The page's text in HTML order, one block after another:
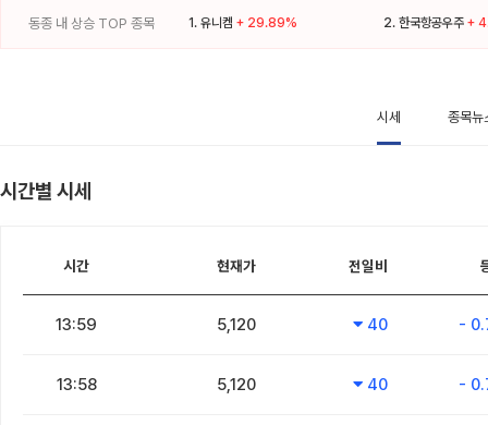
동종 내 상승 TOP 종목 1. 유니켐 + 29.89% 2. 한국항공우주 +
시세 종목뉴